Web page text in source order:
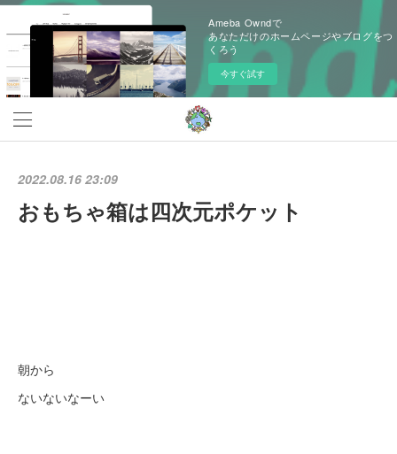
Ameba Owndで
あなただけのホームページやブログをつ
くろう
今すぐ試す
2022.08.16 23:09
おもちゃ箱は四次元ポケット
朝から
ないないなーい